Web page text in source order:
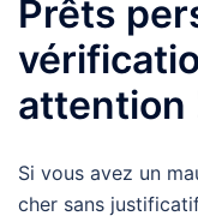
Prêts
attention
Si vous avez un
cher sans